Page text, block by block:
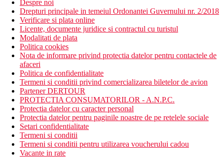
loc de parcare (gratuit, in limita disponibilitatii)
Descrierea plajei
plaja frumoasa cu nisip auriu, la aproximativ 100 m
distanta
Activitati contra cost
inchirieri auto
Mese
Fara mancare
Categoria oficiala
4 stele
Nota
In Grecia, trebuie sa achiti o taxa turistica in functie de categoria
Despre noi
Drepturi principale in temeiul Ordonantei Guvernului nr. 2/2018
Verificare si plata online
Licente, documente juridice si contractul cu turistul
Modalitati de plata
Politica cookies
Nota de informare privind protectia datelor pentru contactele de
afaceri
Politica de confidentialitate
Termeni si conditii privind comercializarea biletelor de avion
Partener DERTOUR
PROTECTIA CONSUMATORILOR - A.N.P.C.
Protectia datelor cu caracter personal
Protectia datelor pentru paginile noastre de pe retelele sociale
Setari confidentialitate
Termeni si conditii
Termeni si conditii pentru utilizarea voucherului cadou
Vacante in rate